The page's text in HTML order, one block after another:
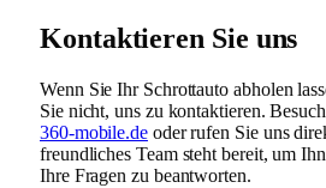
Kontaktieren Sie uns
Wenn Sie Ihr Schrottauto abholen
Sie nicht, uns zu kontaktieren.
360-mobile.deoder rufen Sie uns
freundliches Team steht bereit, um
Ihre Fragen zu beantworten.